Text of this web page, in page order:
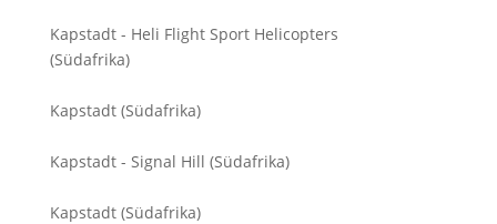
Kapstadt - Heli Flight Sport Helicopters
(Südafrika)
Kapstadt (Südafrika)
Kapstadt - Signal Hill (Südafrika)
Kapstadt (Südafrika)